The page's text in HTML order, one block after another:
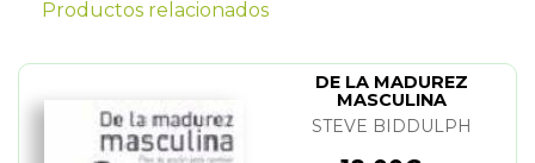
Productos relacionados
DE LA MADUREZ
MASCULINA
STEVE BIDDULPH